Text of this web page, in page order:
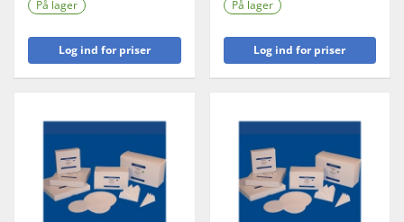
På lager
Log ind for priser
På lager
Log ind for priser